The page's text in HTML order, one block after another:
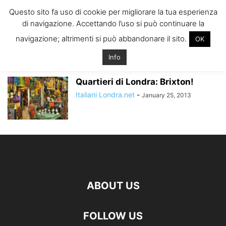
ITALIANI A
LONDRA
Il blog degli Italiani nella rebel city
Home Tags Migliori zone di londra
migliori zone di londra
Quartieri di Londra: Brixton!
Italiani Londra.net - January 25, 2013
ABOUT US
FOLLOW US
Questo sito fa uso di cookie per migliorare la tua esperienza
di navigazione. Accettando l’uso si può continuare la
navigazione; altrimenti si può abbandonare il sito.
OK
Info